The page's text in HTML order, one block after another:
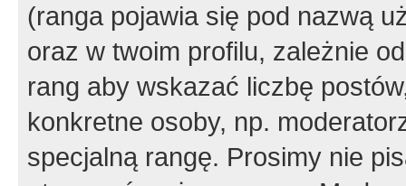
(ranga pojawia się pod nazwą
oraz w twoim profilu, zależnie
rang aby wskazać liczbę
konkretne osoby, np.
specjalną rangę. Prosimy nie